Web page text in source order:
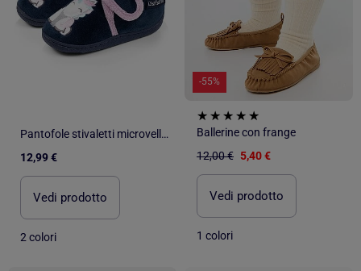
Pantofole stivaletti microvelluto con sostegno rinforzato, neonato bambina Isotoner
12,99 €
Vedi prodotto
2 colori
-55%
Ballerine con frange
12,00 € 5,40 €
Vedi prodotto
1 colori